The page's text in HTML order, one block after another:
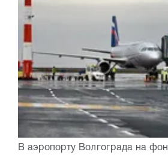
В аэропорту Волгограда на